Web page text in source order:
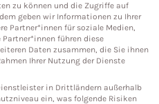
Media
zu können und die Zugriffe auf
geben wir Informationen zu Ihrer
Partner*innen für soziale Medien,
Partner*innen führen diese
Daten zusammen, die Sie ihnen
Ihrer Nutzung der Dienste
in Drittländern außerhalb
ein, was folgende Risiken